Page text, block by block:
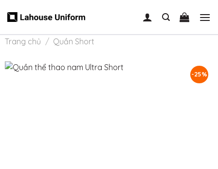
Trang chủ / Quần Short
-25%